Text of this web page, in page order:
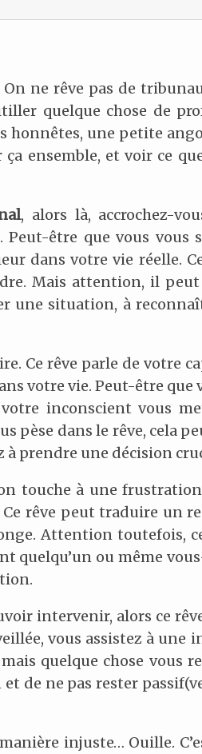
On ne rêve pas de
quelque chose de
une petite
ensemble, et voir ce
, alors là, accrochez-
être que vous vous
dans votre vie réelle.
Mais attention, il
une situation, à
Ce rêve parle de votre
votre vie. Peut-être que
inconscient vous
pèse dans le rêve, cela
prendre une décision
touche à une
rêve peut traduire un
Attention toutefois,
quelqu’un ou même
intervenir, alors ce
vous assistez à une
quelque chose vous
de ne pas rester
injuste… Ouille.